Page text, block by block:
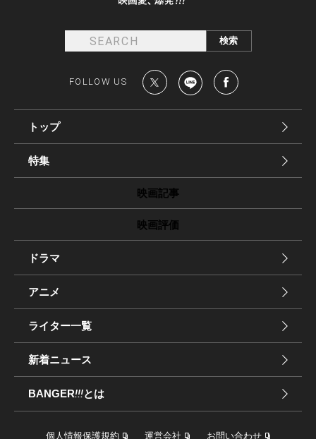
FOLLOW US
トップ
特集
映画記事
映画評価
ドラマ
アニメ
ライター一覧
新着ニュース
BANGER!!!とは
個人情報保護規約 運営会社 お問い合わせ